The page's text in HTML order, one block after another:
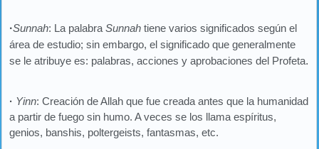
·Sunnah: La palabra Sunnah tiene varios significados según el
área de estudio; sin embargo, el significado que generalmente
se le atribuye es: palabras, acciones y aprobaciones del Profeta.
· Yinn: Creación de Allah que fue creada antes que la humanidad
a partir de fuego sin humo. A veces se los llama espíritus,
genios, banshis, poltergeists, fantasmas, etc.